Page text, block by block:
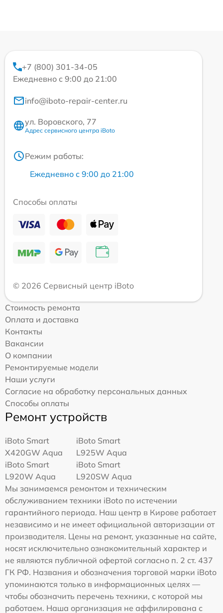
+7 (800) 301-34-05
Ежедневно с 9:00 до 21:00
info@iboto-repair-center.ru
ул. Воровского, 77
Адрес сервисного центра iBoto
Режим работы:
Ежедневно с 9:00 до 21:00
Способы оплаты
© 2026 Сервисный центр iBoto
Стоимость ремонта
Оплата и доставка
Контакты
Вакансии
О компании
Ремонтируемые модели
Наши услуги
Согласие на обработку персональных данных
Способы оплаты
Ремонт устройств
iBoto Smart
Х420GW Aqua
iBoto Smart
L925W Aqua
iBoto Smart
L920W Aqua
iBoto Smart
L920SW Aqua
Мы занимаемся ремонтом и техническим
обслуживанием техники iBoto по истечении
гарантийного периода. Наш центр в Кирове работает
независимо и не имеет официальной авторизации от
производителя. Цены на ремонт, указанные на сайте,
носят исключительно ознакомительный характер и
не являются публичной офертой согласно п. 2 ст. 437
ГК РФ. Названия и обозначения торговой марки iBoto
упоминаются только в информационных целях —
чтобы обозначить перечень техники, с которой мы
работаем. Наша организация не аффилирована с